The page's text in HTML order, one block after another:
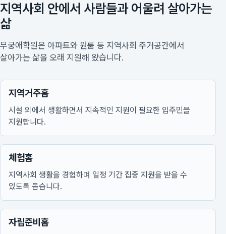
지역사회 안에서 사람들과 어울려 살아가는
삶
무궁애학원은 아파트와 원룸 등 지역사회 주거공간에서
살아가는 삶을 오래 지원해 왔습니다.
지역거주홈
시설 외에서 생활하면서 지속적인 지원이 필요한 입주민을
지원합니다.
체험홈
지역사회 생활을 경험하며 일정 기간 집중 지원을 받을 수
있도록 돕습니다.
자립준비홈